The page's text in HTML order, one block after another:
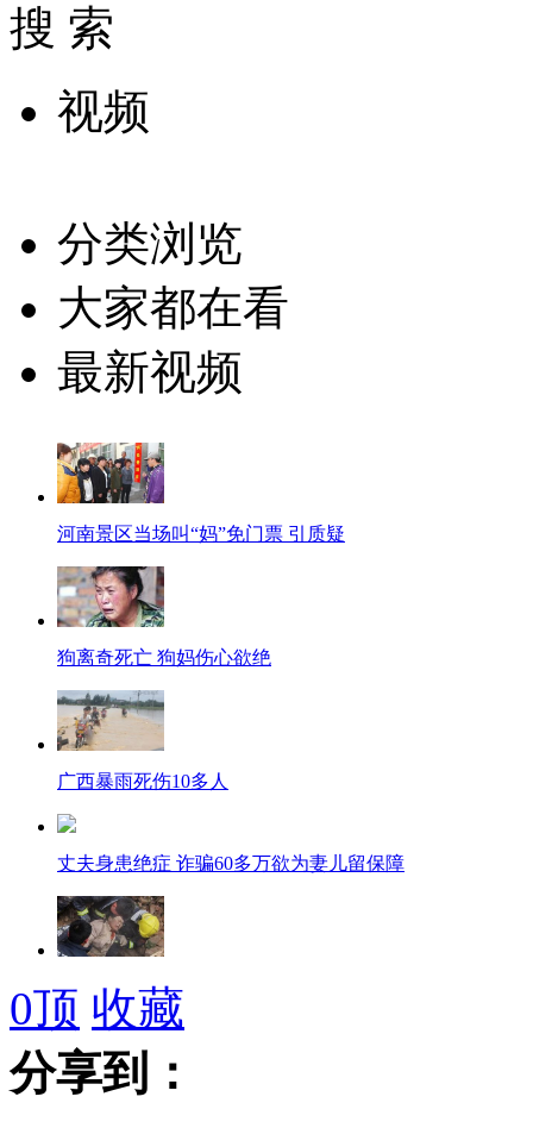
搜 索
视频
分类浏览
大家都在看
最新视频
河南景区当场叫“妈”免门票 引质疑
狗离奇死亡 狗妈伤心欲绝
广西暴雨死伤10多人
丈夫身患绝症 诈骗60多万欲为妻儿留保障
南京理工实验室爆炸1死3伤
新疆：巴楚4·23严重暴力恐怖犯罪案告破
0顶 收藏
分享到：